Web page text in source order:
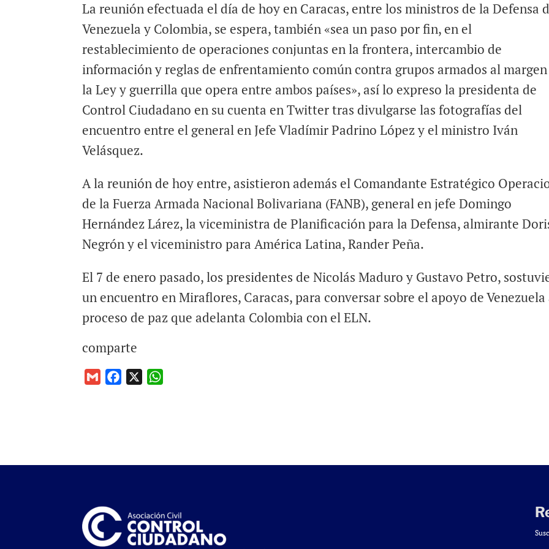
La reunión efectuada el día de hoy en Caracas, entre los ministros de la Defensa
Venezuela y Colombia, se espera, también «sea un paso por fin, en el
restablecimiento de operaciones conjuntas en la frontera, intercambio de
información y reglas de enfrentamiento común contra grupos armados al
la Ley y guerrilla que opera entre ambos países», así lo expreso la presidenta de
Control Ciudadano en su cuenta en Twitter tras divulgarse las fotografías del
encuentro entre el general en Jefe Vladímir Padrino López y el ministro Iván
Velásquez.
A la reunión de hoy entre, asistieron además el Comandante Estratégico
de la Fuerza Armada Nacional Bolivariana (FANB), general en jefe Domingo
Hernández Lárez, la viceministra de Planificación para la Defensa, almirante
Negrón y el viceministro para América Latina, Rander Peña.
El 7 de enero pasado, los presidentes de Nicolás Maduro y Gustavo Petro,
un encuentro en Miraflores, Caracas, para conversar sobre el apoyo de Venezuela
proceso de paz que adelanta Colombia con el ELN.
comparte
G